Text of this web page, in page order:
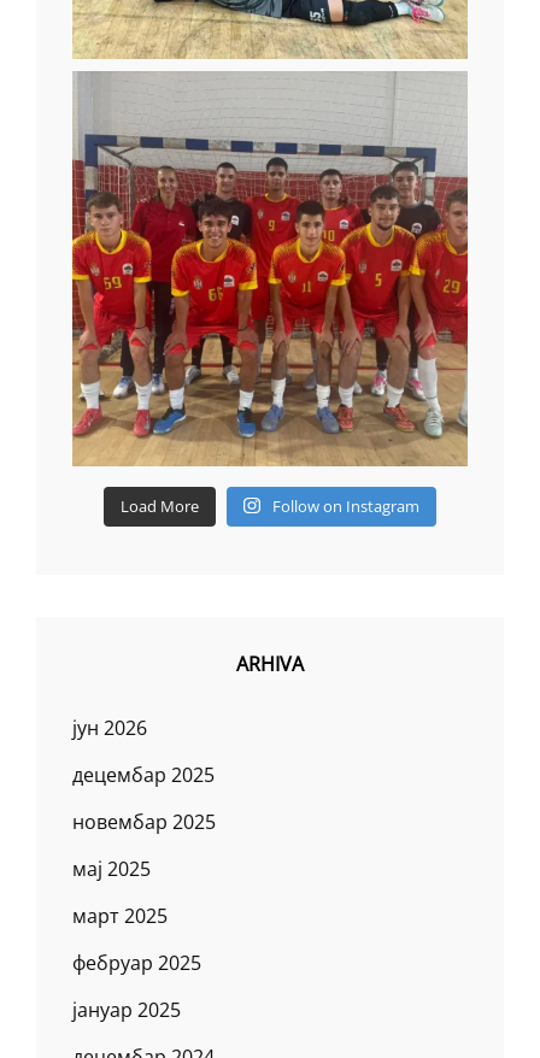
Load More Follow on Instagram
ARHIVA
јун 2026
децембар 2025
новембар 2025
мај 2025
март 2025
фебруар 2025
јануар 2025